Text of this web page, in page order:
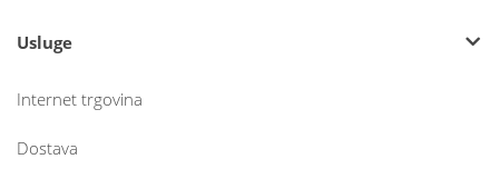
Usluge
Internet trgovina
Dostava